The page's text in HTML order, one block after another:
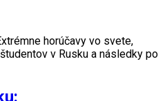
horúčavy vo svete,
v Rusku a následky po